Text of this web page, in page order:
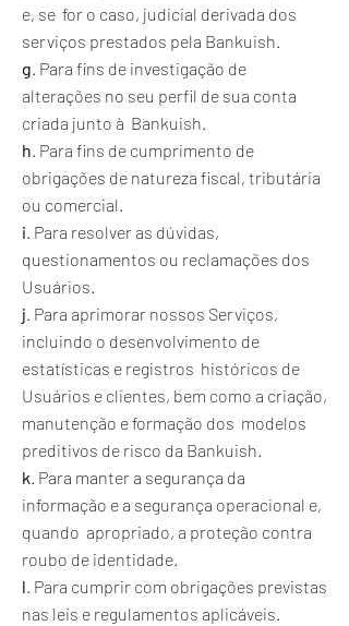
e, se for o caso, judicial derivada dos
serviços prestados pela Bankuish.
g. Para fins de investigação de
alterações no seu perfil de sua conta
criada junto à Bankuish.
h. Para fins de cumprimento de
obrigações de natureza fiscal, tributária
ou comercial.
i. Para resolver as dúvidas,
questionamentos ou reclamações dos
Usuários.
j. Para aprimorar nossos Serviços,
incluindo o desenvolvimento de
estatísticas e registros históricos de
Usuários e clientes, bem como a criação,
manutenção e formação dos modelos
preditivos de risco da Bankuish.
k. Para manter a segurança da
informação e a segurança operacional e,
quando apropriado, a proteção contra
roubo de identidade.
l. Para cumprir com obrigações previstas
nas leis e regulamentos aplicáveis.